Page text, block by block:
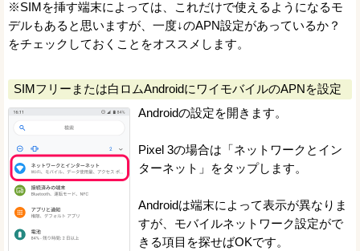
※SIMを挿す端末によっては、これだけで使えるようになるモ
デルもあると思いますが、一度↓のAPN設定があっているか？
をチェックしておくことをオススメします。
SIMフリーまたは白ロムAndroidにワイモバイルのAPNを設定
Androidの設定を開きます。
Pixel 3の場合は「ネットワークとイン
ターネット」をタップします。
Androidは端末によって表示が異なりま
すが、モバイルネットワーク設定がで
きる項目を探せばOKです。